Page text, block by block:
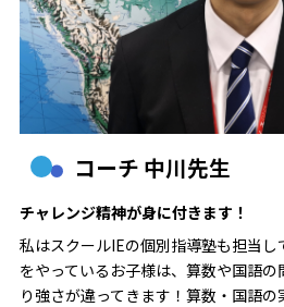
コーチ 中川先生
チャレンジ精神が身に付きます！
私はスクールIEの個別指導塾も担当
をやっているお子様は、算数や国語
り強さが違ってきます！算数・国語